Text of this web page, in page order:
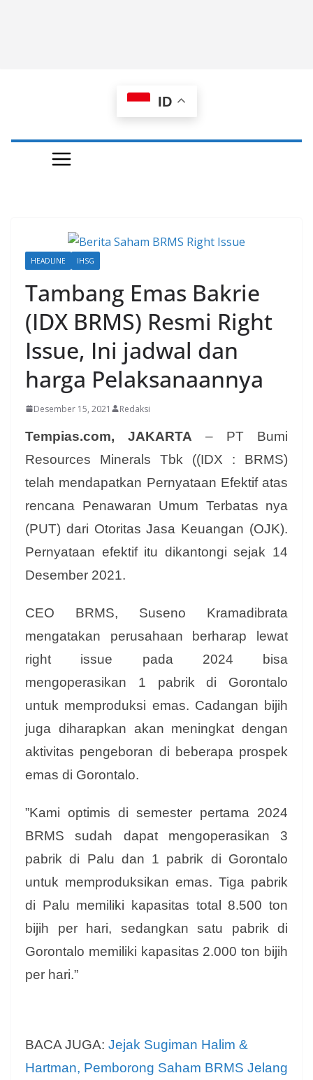
ID
HEADLINE IHSG
Tambang Emas Bakrie
(IDX BRMS) Resmi Right
Issue, Ini jadwal dan
harga Pelaksanaannya
Desember 15, 2021 Redaksi
Tempias.com, JAKARTA – PT Bumi
Resources Minerals Tbk ((IDX : BRMS)
telah mendapatkan Pernyataan Efektif atas
rencana Penawaran Umum Terbatas nya
(PUT) dari Otoritas Jasa Keuangan (OJK).
Pernyataan efektif itu dikantongi sejak 14
Desember 2021.
CEO BRMS, Suseno Kramadibrata
mengatakan perusahaan berharap lewat
right issue pada 2024 bisa
mengoperasikan 1 pabrik di Gorontalo
untuk memproduksi emas. Cadangan bijih
juga diharapkan akan meningkat dengan
aktivitas pengeboran di beberapa prospek
emas di Gorontalo.
”Kami optimis di semester pertama 2024
BRMS sudah dapat mengoperasikan 3
pabrik di Palu dan 1 pabrik di Gorontalo
untuk memproduksikan emas. Tiga pabrik
di Palu memiliki kapasitas total 8.500 ton
bijih per hari, sedangkan satu pabrik di
Gorontalo memiliki kapasitas 2.000 ton bijih
per hari.”
BACA JUGA: Jejak Sugiman Halim &
Hartman, Pemborong Saham BRMS Jelang